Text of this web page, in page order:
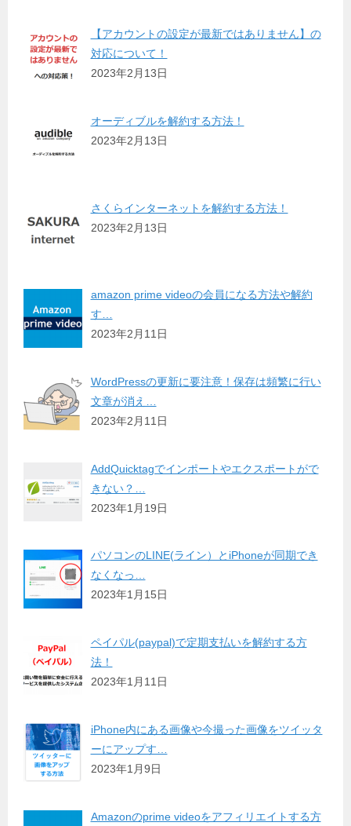
【アカウントの設定が最新ではありません】の
対応について！
2023年2月13日
オーディブルを解約する方法！
2023年2月13日
さくらインターネットを解約する方法！
2023年2月13日
amazon prime videoの会員になる方法や解約
す…
2023年2月11日
WordPressの更新に要注意！保存は頻繁に行い
文章が消え…
2023年2月11日
AddQuicktagでインポートやエクスポートがで
きない？…
2023年1月19日
パソコンのLINE(ライン）とiPhoneが同期でき
なくなっ…
2023年1月15日
ペイパル(paypal)で定期支払いを解約する方
法！
2023年1月11日
iPhone内にある画像や今撮った画像をツイッタ
ーにアップす…
2023年1月9日
Amazonのprime videoをアフィリエイトする方